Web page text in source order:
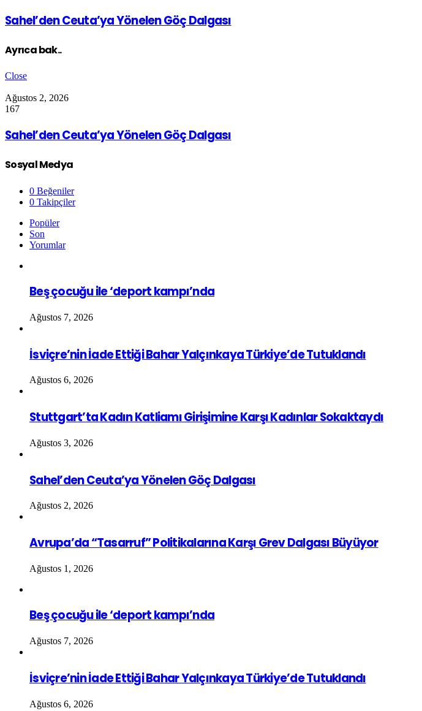
Sahel’den Ceuta’ya Yönelen Göç Dalgası
Ayrıca bak..
Close
Ağustos 2, 2026
167
Sahel’den Ceuta’ya Yönelen Göç Dalgası
Sosyal Medya
0 Beğeniler
0 Takipçiler
Popüler
Son
Yorumlar
Beş çocuğu ile ‘deport kampı’nda
Ağustos 7, 2026
İsviçre’nin İade Ettiği Bahar Yalçınkaya Türkiye’de Tutuklandı
Ağustos 6, 2026
Stuttgart’ta Kadın Katliamı Girişimine Karşı Kadınlar Sokaktaydı
Ağustos 3, 2026
Sahel’den Ceuta’ya Yönelen Göç Dalgası
Ağustos 2, 2026
Avrupa’da “Tasarruf” Politikalarına Karşı Grev Dalgası Büyüyor
Ağustos 1, 2026
Beş çocuğu ile ‘deport kampı’nda
Ağustos 7, 2026
İsviçre’nin İade Ettiği Bahar Yalçınkaya Türkiye’de Tutuklandı
Ağustos 6, 2026